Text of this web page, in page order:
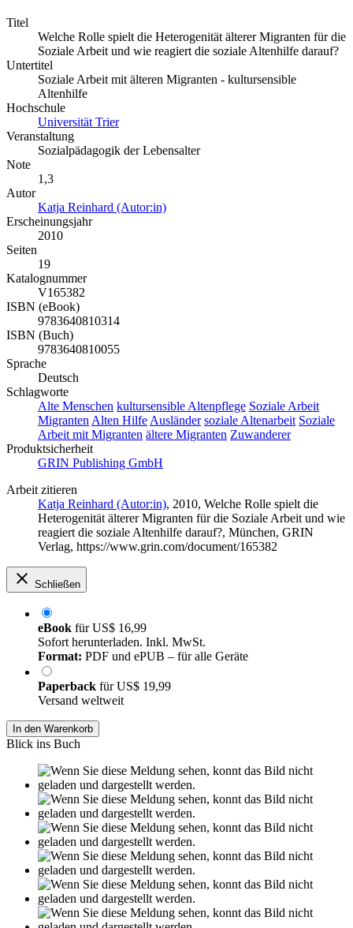
Titel
Welche Rolle spielt die Heterogenität älterer Migranten für die
Soziale Arbeit und wie reagiert die soziale Altenhilfe darauf?
Untertitel
Soziale Arbeit mit älteren Migranten - kultursensible
Altenhilfe
Hochschule
Universität Trier
Veranstaltung
Sozialpädagogik der Lebensalter
Note
1,3
Autor
Katja Reinhard (Autor:in)
Erscheinungsjahr
2010
Seiten
19
Katalognummer
V165382
ISBN (eBook)
9783640810314
ISBN (Buch)
9783640810055
Sprache
Deutsch
Schlagworte
Alte Menschen kultursensible Altenpflege Soziale Arbeit
Migranten Alten Hilfe Ausländer soziale Altenarbeit Soziale
Arbeit mit Migranten ältere Migranten Zuwanderer
Produktsicherheit
GRIN Publishing GmbH
Arbeit zitieren
Katja Reinhard (Autor:in), 2010, Welche Rolle spielt die
Heterogenität älterer Migranten für die Soziale Arbeit und wie
reagiert die soziale Altenhilfe darauf?, München, GRIN
Verlag, https://www.grin.com/document/165382
Schließen
eBook fürUS$ 16,99
Sofort herunterladen. Inkl. MwSt.
Format: PDF und ePUB – für alle Geräte
Paperback fürUS$ 19,99
Versand weltweit
In den Warenkorb
Blick ins Buch
Leseprobe aus 19 Seiten